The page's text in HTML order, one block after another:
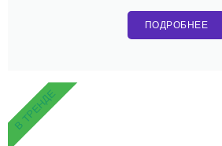
ПОДРОБНЕЕ
В ТРЕНДЕ